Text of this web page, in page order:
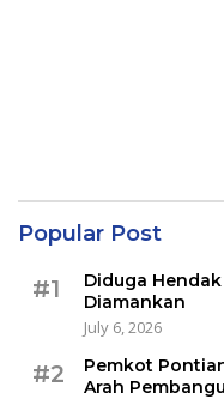
Popular Post
#1
Diduga
Diamankan
July 6, 2026
#2
Pemkot
Arah